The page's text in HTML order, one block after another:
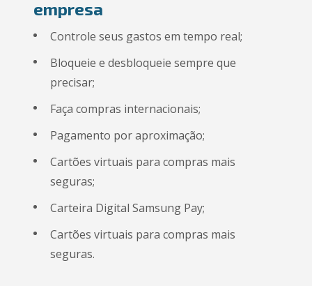
empresa
Controle seus gastos em tempo real;
Bloqueie e desbloqueie sempre que
precisar;
Faça compras internacionais;
Pagamento por aproximação;
Cartões virtuais para compras mais
seguras​;
Carteira Digital Samsung Pay;
Cartões virtuais para compras mais
seguras.